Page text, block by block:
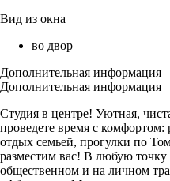
Вид из окна
во двор
Дополнительная информация
Дополнительная информация
Студия в центре! Уютная,
проведете время с комфортом:
отдых семьей, прогулки по
разместим вас! В любую точку
общественном и на личном